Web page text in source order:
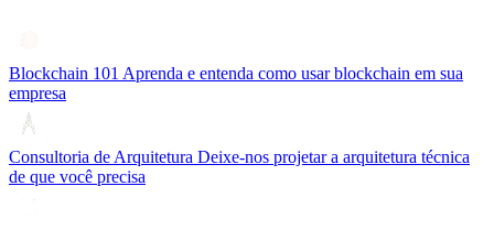
Blockchain 101 Aprenda e entenda como usar blockchain em sua
empresa
Consultoria de Arquitetura Deixe-nos projetar a arquitetura técnica
de que você precisa